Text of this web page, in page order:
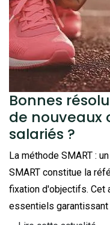
Bonnes
de nouveaux
salariés ?
La méthode SMART :
SMART constitue la
fixation d'objectifs. Cet
essentiels garantissant